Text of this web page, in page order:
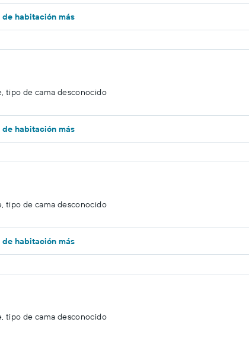
de habitación más
tipo de cama desconocido
de habitación más
tipo de cama desconocido
de habitación más
tipo de cama desconocido